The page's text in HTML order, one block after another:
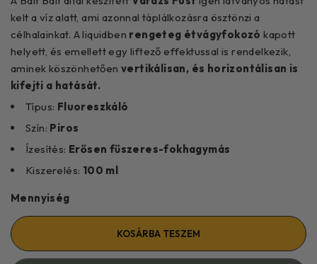
kelt a víz alatt, ami azonnal táplálkozásra ösztönzi a
célhalainkat. A liquidben rengeteg étvágyfokozó kapott
helyett, és emellett egy liftező effektussal is rendelkezik,
aminek köszönhetőenvertikálisan, és horizontálisan is
kifejti a hatását.
Típus: Fluoreszkáló
Szín: Piros
Ízesítés: Erősen fűszeres-fokhagymás
Kiszerelés: 100 ml
Mennyiség
KOSÁRBA TESZEM